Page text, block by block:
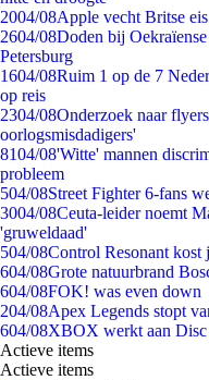
2004/08Apple vecht Britse
2604/08Doden bij
Petersburg
1604/08Ruim 1 op de 7
op reis
2304/08Onderzoek naar
oorlogsmisdadigers'
8104/08'Witte' mannen
probleem
504/08Street Fighter 6-fans
3004/08Ceuta-leider noemt
'gruweldaad'
504/08Control Resonant kost
604/08Grote natuurbrand
604/08FOK! was even down
204/08Apex Legends stopt
604/08XBOX werkt aan
Actieve items
Actieve items